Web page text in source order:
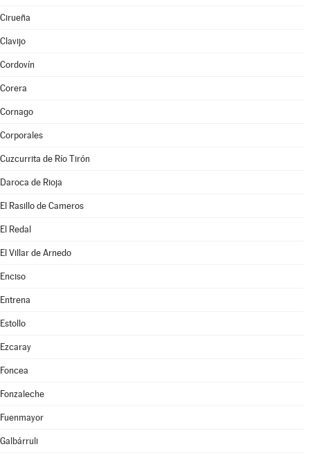
Cirueña
Clavijo
Cordovín
Corera
Cornago
Corporales
Cuzcurrita de Río Tirón
Daroca de Rioja
El Rasillo de Cameros
El Redal
El Villar de Arnedo
Enciso
Entrena
Estollo
Ezcaray
Foncea
Fonzaleche
Fuenmayor
Galbárruli